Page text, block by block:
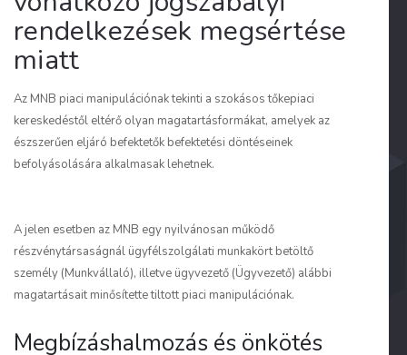
rendelkezések megsértése
miatt
Az MNB piaci manipulációnak tekinti a szokásos tőkepiaci
kereskedéstől eltérő olyan magatartásformákat, amelyek az
észszerűen eljáró befektetők befektetési döntéseinek
befolyásolására alkalmasak lehetnek.
A jelen esetben az MNB egy nyilvánosan működő
részvénytársaságnál ügyfélszolgálati munkakört betöltő
személy (Munkvállaló), illetve ügyvezető (Ügyvezető) alábbi
magatartásait minősítette tiltott piaci manipulációnak.
Megbízáshalmozás és önkötés